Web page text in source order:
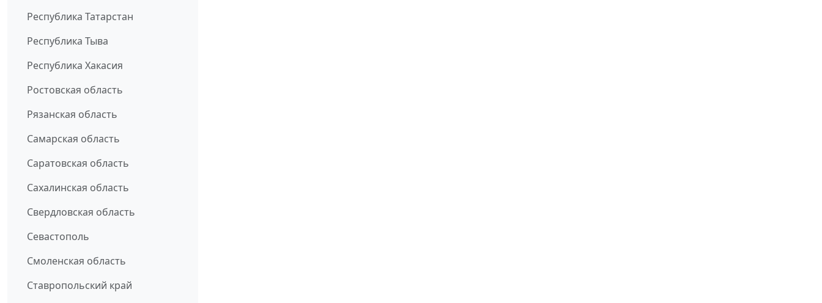
Республика Татарстан
Республика Тыва
Республика Хакасия
Ростовская область
Рязанская область
Самарская область
Саратовская область
Сахалинская область
Свердловская область
Севастополь
Смоленская область
Ставропольский край